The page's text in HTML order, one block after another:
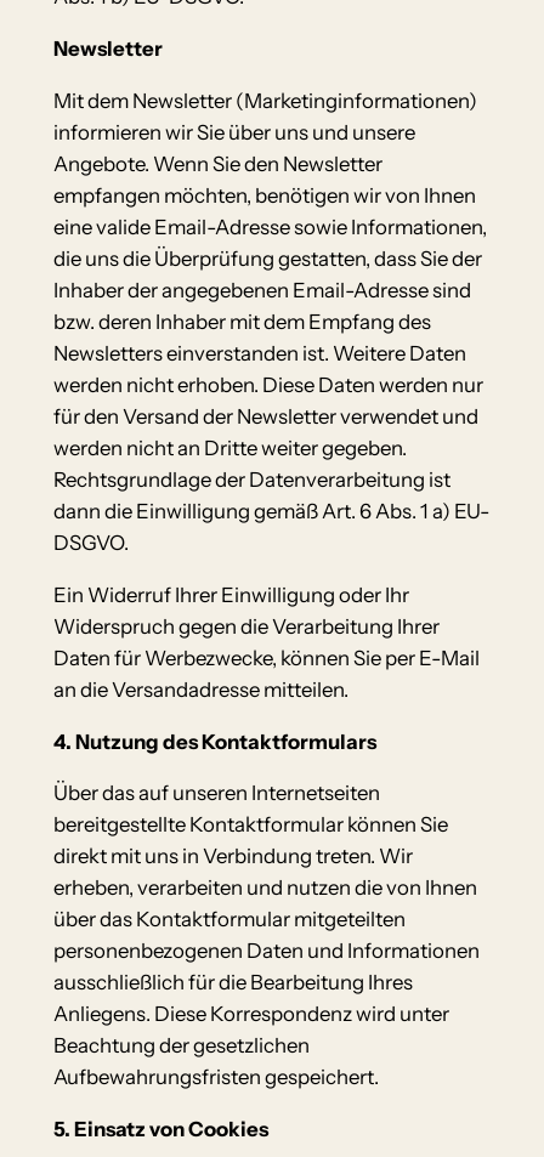
Newsletter
Mit dem Newsletter (Marketinginformationen)
informieren wir Sie über uns und unsere
Angebote. Wenn Sie den Newsletter
empfangen möchten, benötigen wir von Ihnen
eine valide Email-Adresse sowie Informationen,
die uns die Überprüfung gestatten, dass Sie der
Inhaber der angegebenen Email-Adresse sind
bzw. deren Inhaber mit dem Empfang des
Newsletters einverstanden ist. Weitere Daten
werden nicht erhoben. Diese Daten werden nur
für den Versand der Newsletter verwendet und
werden nicht an Dritte weiter gegeben.
Rechtsgrundlage der Datenverarbeitung ist
dann die Einwilligung gemäß Art. 6 Abs. 1 a) EU-
DSGVO.
Ein Widerruf Ihrer Einwilligung oder Ihr
Widerspruch gegen die Verarbeitung Ihrer
Daten für Werbezwecke, können Sie per E-Mail
an die Versandadresse mitteilen.
4. Nutzung des Kontaktformulars
Über das auf unseren Internetseiten
bereitgestellte Kontaktformular können Sie
direkt mit uns in Verbindung treten. Wir
erheben, verarbeiten und nutzen die von Ihnen
über das Kontaktformular mitgeteilten
personenbezogenen Daten und Informationen
ausschließlich für die Bearbeitung Ihres
Anliegens. Diese Korrespondenz wird unter
Beachtung der gesetzlichen
Aufbewahrungsfristen gespeichert.
5. Einsatz von Cookies